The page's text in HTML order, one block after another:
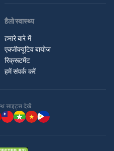
हैलो स्वास्थ्य
हमारे बारे में
एक्जीक्यूटिव बायोज
रिक्रूटमेंट
हमें संपर्क करें
साइट्स देखें